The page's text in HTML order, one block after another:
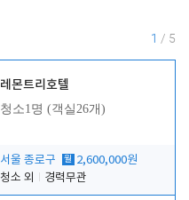
1 / 5
레몬트리호텔
청소1명 (객실26개)
서울 종로구 월 2,600,000원
청소 외
경력무관